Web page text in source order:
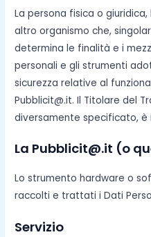
La persona fisica o
altro organismo che,
determina le finalità e i
personali e gli strumenti
sicurezza relative al
Pubblicit@.it. Il Titolare del
diversamente specificato, è
La Pubblicit@.it (o
Lo strumento hardware o
raccolti e trattati i Dati
Servizio